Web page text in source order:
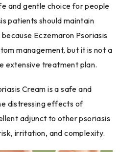
and gentle choice for people
patients should maintain
Eczemaron Psoriasis
management, but it is not a
extensive treatment plan.
Cream is a safe and
distressing effects of
adjunct to other psoriasis
irritation, and complexity.